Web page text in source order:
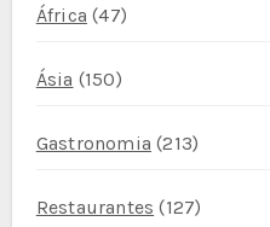
África (47)
Ásia (150)
Gastronomia (213)
Restaurantes (127)